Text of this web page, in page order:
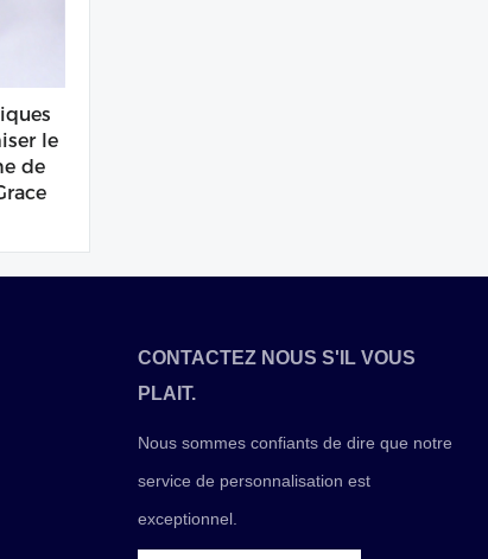
le
de
CONTACTEZ NOUS S'IL VOUS
PLAIT.
Nous sommes confiants de dire que notre
service de personnalisation est
exceptionnel.